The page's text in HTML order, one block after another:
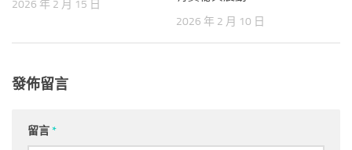
2026 年 2 月 15 日
2026 年 2 月 10 日
發佈留言
留言*